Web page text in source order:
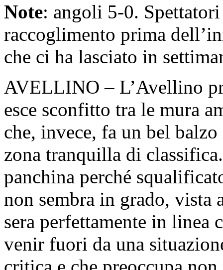
Note: angoli 5-0.
raccoglimento prima
che ci ha lasciato in
AVELLINO – L’Avellino
esce sconfitto tra le mura
che, invece, fa un bel
zona tranquilla di
panchina perché
non sembra in grado, vista
sera perfettamente in linea
venir fuori da una